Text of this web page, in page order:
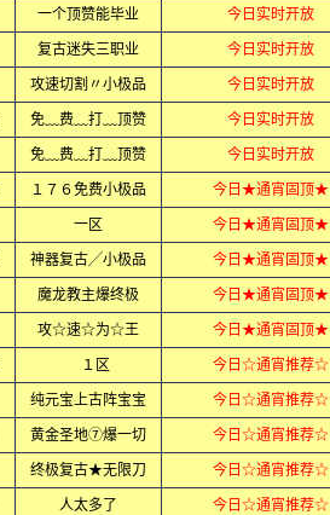
一个顶赞能毕业 今日实时开放
复古迷失三职业 今日实时开放
攻速切割〃小极品 今日实时开放
免﹏费﹏打﹏顶赞 今日实时开放
免﹏费﹏打﹏顶赞 今日实时开放
１７６免费小极品 今日★通宵固顶★
一区 今日★通宵固顶★
神器复古╱小极品 今日★通宵固顶★
魔龙教主爆终极 今日★通宵固顶★
攻☆速☆为☆王 今日★通宵固顶★
１区 今日☆通宵推荐☆
纯元宝上古阵宝宝 今日☆通宵推荐☆
黄金圣地⑦爆一切 今日☆通宵推荐☆
终极复古★无限刀 今日☆通宵推荐☆
人太多了 今日☆通宵推荐☆